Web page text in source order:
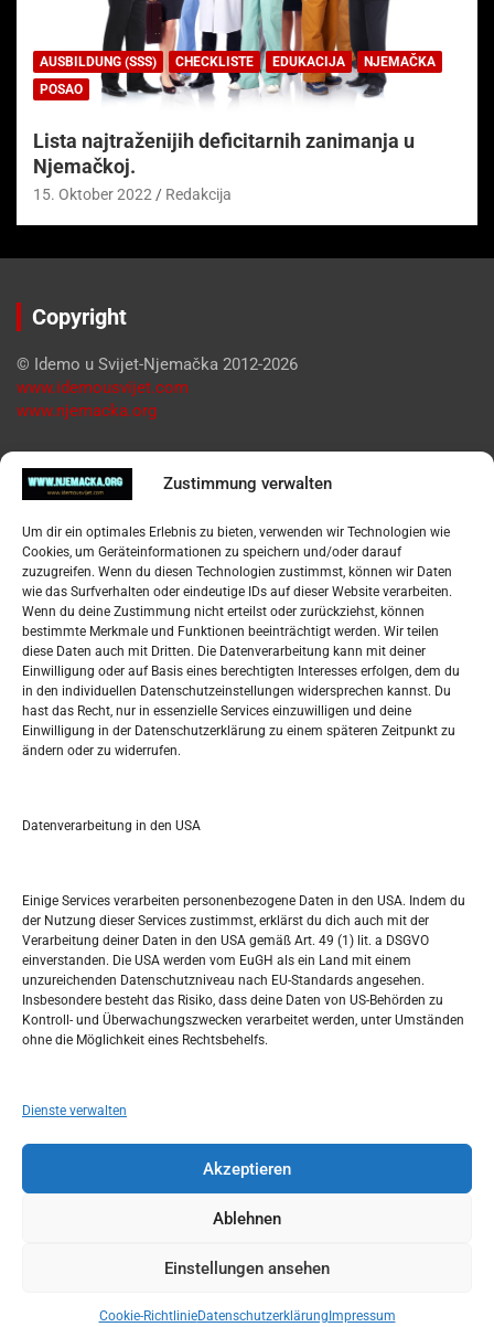
Zustimmung verwalten
Um dir ein optimales Erlebnis zu bieten, verwenden wir Technologien wie
Cookies, um Geräteinformationen zu speichern und/oder darauf
zuzugreifen. Wenn du diesen Technologien zustimmst, können wir Daten
wie das Surfverhalten oder eindeutige IDs auf dieser Website verarbeiten.
Wenn du deine Zustimmung nicht erteilst oder zurückziehst, können
bestimmte Merkmale und Funktionen beeinträchtigt werden. Wir teilen
diese Daten auch mit Dritten. Die Datenverarbeitung kann mit deiner
Einwilligung oder auf Basis eines berechtigten Interesses erfolgen, dem du
in den individuellen Datenschutzeinstellungen widersprechen kannst. Du
hast das Recht, nur in essenzielle Services einzuwilligen und deine
Einwilligung in der Datenschutzerklärung zu einem späteren Zeitpunkt zu
ändern oder zu widerrufen.
Datenverarbeitung in den USA
Einige Services verarbeiten personenbezogene Daten in den USA. Indem du
der Nutzung dieser Services zustimmst, erklärst du dich auch mit der
Verarbeitung deiner Daten in den USA gemäß Art. 49 (1) lit. a DSGVO
einverstanden. Die USA werden vom EuGH als ein Land mit einem
unzureichenden Datenschutzniveau nach EU-Standards angesehen.
Insbesondere besteht das Risiko, dass deine Daten von US-Behörden zu
Kontroll- und Überwachungszwecken verarbeitet werden, unter Umständen
ohne die Möglichkeit eines Rechtsbehelfs.
Dienste verwalten
Akzeptieren
Ablehnen
Einstellungen ansehen
Cookie-RichtlinieDatenschutzerklärung Impressum
AUSBILDUNG (SSS) CHECKLISTE EDUKACIJA
NJEMAČKA
POSAO
Lista najtraženijih deficitarnih zanimanja u
Njemačkoj.
15. Oktober 2022 Redakcija
Copyright
© Idemo u Svijet-Njemačka 2012-2026
www.idemousvijet.com
www.njemacka.org
Pregled
Datenschutzerklärung
Widerufsbelehrung
Oglašavanje / Postavite svoj oglas
Tko je “Idemo u Svijet – Njemačka?
Pretražite stranicu:
S
JULI 2022
M D M D F S
1 2
4 5 6 7 8 9 10
18 19
25 26 27 28 29 30 31
« Juni Aug. »
Copyright © 2026Idemo u Svijet-Njemacka!
Theme by:Theme Horse Proudly Powered by: